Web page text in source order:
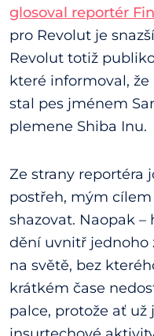
glosoval reportér
pro Revolut je
Revolut totiž
které informoval,
stal pes jménem
plemene Shiba Inu.
Ze strany reportéra
postřeh, mým
shazovat. Naopak
dění uvnitř jednoho
na světě, bez
krátkém čase
palce, protože ať